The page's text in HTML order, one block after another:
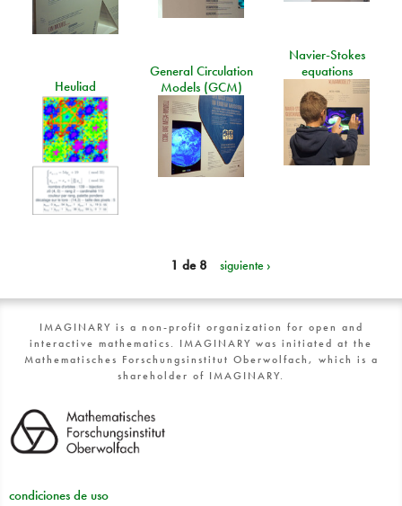
Navier-Stokes
equations
General Circulation
Models (GCM)
Heuliad
1 de 8 siguiente ›
IMAGINARY is a non-profit organization for open and
interactive mathematics. IMAGINARY was initiated at the
Mathematisches Forschungsinstitut Oberwolfach, which is a
shareholder of IMAGINARY.
condiciones de uso